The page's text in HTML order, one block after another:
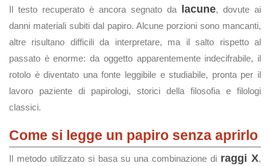
Il testo recuperato è ancora segnato da
lacune, dovute ai
danni materiali subiti dal papiro. Alcune porzioni sono mancanti,
altre risultano difficili da interpretare, ma il salto rispetto al
passato è enorme: da oggetto apparentemente indecifrabile, il
rotolo è diventato una fonte leggibile e studiabile, pronta per il
lavoro paziente di papirologi, storici della filosofia e filologi
classici.
Come si legge un papiro senza aprirlo
Il metodo utilizzato si basa su una combinazione di raggi X,